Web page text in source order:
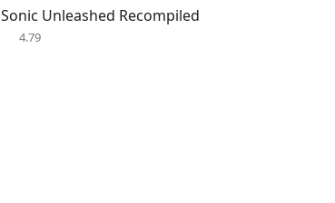
Sonic Unleashed Recompiled
4.79